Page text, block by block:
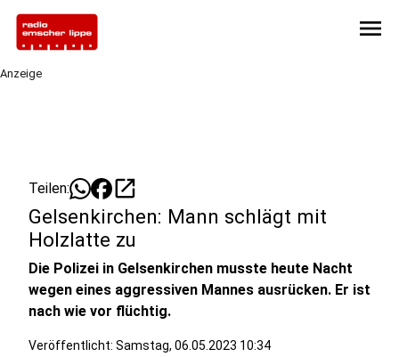
menu
Anzeige
Teilen: open_in_new
Gelsenkirchen: Mann schlägt mit
Holzlatte zu
Die Polizei in Gelsenkirchen musste heute Nacht
wegen eines aggressiven Mannes ausrücken. Er ist
nach wie vor flüchtig.
Veröffentlicht: Samstag, 06.05.2023 10:34